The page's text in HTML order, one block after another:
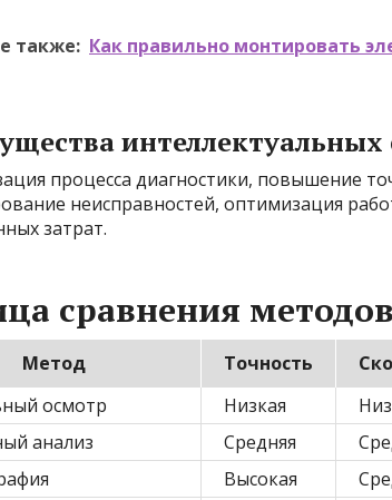
также: Как правильно монтировать
интеллектуальных
процесса диагностики, повышение
неисправностей, оптимизация
затрат.
сравнения
Метод Точность
осмотр
Низкая
анализ
Средняя
Высокая